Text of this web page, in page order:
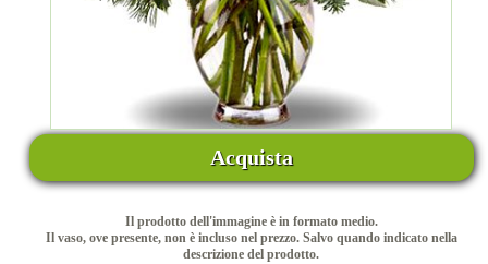
Acquista
Il prodotto dell'immagine è in formato medio.
Il vaso, ove presente, non è incluso nel prezzo. Salvo quando indicato nella
descrizione del prodotto.